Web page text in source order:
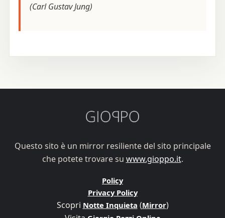
(Carl Gustav Jung)
Questo sito è un mirror resiliente del sito principale
che potete trovare su www.gioppo.it.
Policy
Privacy Policy
Scopri Notte Inquieta (Mirror)